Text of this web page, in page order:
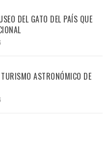
DEL GATO DEL PAÍS QUE
ASTRONÓMICO DE